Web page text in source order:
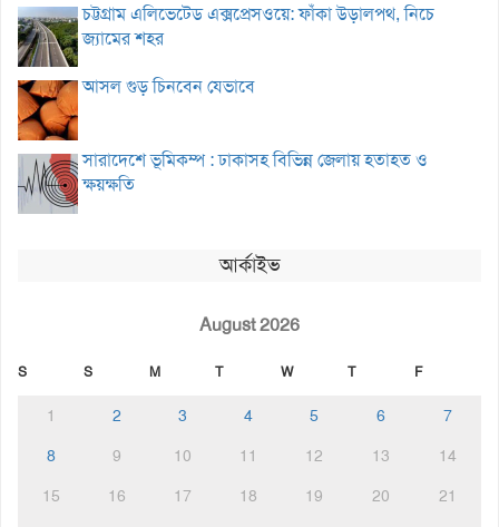
চট্টগ্রাম এলিভেটেড এক্সপ্রেসওয়ে: ফাঁকা উড়ালপথ, নিচে
জ্যামের শহর
আসল গুড় চিনবেন যেভাবে
সারাদেশে ভূমিকম্প : ঢাকাসহ বিভিন্ন জেলায় হতাহত ও
ক্ষয়ক্ষতি
আর্কাইভ
August 2026
S S M T W T F
1 2 3 4 5 6
7
8
9 10 11 12 13
14
15
16 17 18 19 20
21